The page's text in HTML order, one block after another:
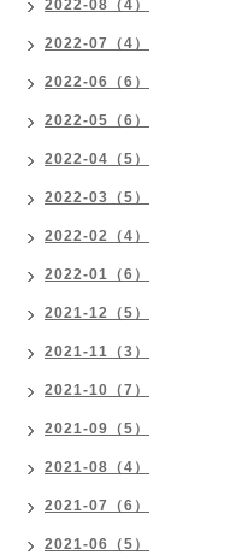
2022-08（4）
2022-07（4）
2022-06（6）
2022-05（6）
2022-04（5）
2022-03（5）
2022-02（4）
2022-01（6）
2021-12（5）
2021-11（3）
2021-10（7）
2021-09（5）
2021-08（4）
2021-07（6）
2021-06（5）